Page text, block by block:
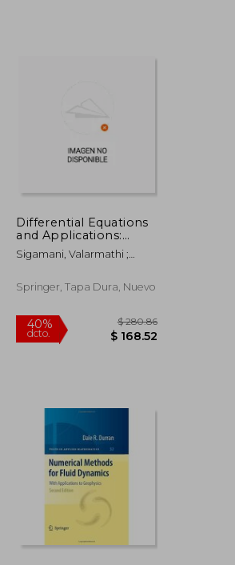
$ 132.52
Differential Equations
and Applications:
Icabs 2019,
Tiruchirappalli, India,
Inglés)
Sigamani, Valarmathi ;
Shivaranjani
Springer, Tapa Dura, Nuevo
40%
dcto.